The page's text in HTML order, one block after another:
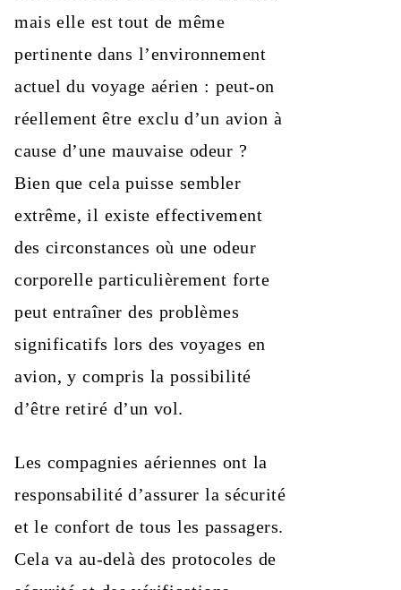
mais elle est tout de même
pertinente dans l’environnement
actuel du voyage aérien : peut-on
réellement être exclu d’un avion à
cause d’une mauvaise odeur ?
Bien que cela puisse sembler
extrême, il existe effectivement
des circonstances où une odeur
corporelle particulièrement forte
peut entraîner des problèmes
significatifs lors des voyages en
avion, y compris la possibilité
d’être retiré d’un vol.
Les compagnies aériennes ont la
responsabilité d’assurer la sécurité
et le confort de tous les passagers.
Cela va au-delà des protocoles de